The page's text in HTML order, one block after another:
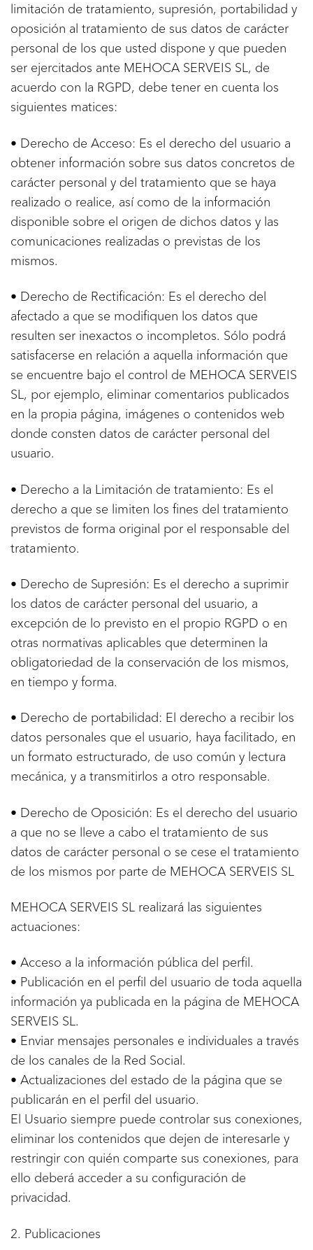
limitación de tratamiento, supresión, portabilidad y
oposición al tratamiento de sus datos de carácter
personal de los que usted dispone y que pueden
ser ejercitados ante MEHOCA SERVEIS SL, de
acuerdo con la RGPD, debe tener en cuenta los
siguientes matices:
• Derecho de Acceso: Es el derecho del usuario a
obtener información sobre sus datos concretos de
carácter personal y del tratamiento que se haya
realizado o realice, así como de la información
disponible sobre el origen de dichos datos y las
comunicaciones realizadas o previstas de los
mismos.
• Derecho de Rectificación: Es el derecho del
afectado a que se modifiquen los datos que
resulten ser inexactos o incompletos. Sólo podrá
satisfacerse en relación a aquella información que
se encuentre bajo el control de MEHOCA SERVEIS
SL, por ejemplo, eliminar comentarios publicados
en la propia página, imágenes o contenidos web
donde consten datos de carácter personal del
usuario.
• Derecho a la Limitación de tratamiento: Es el
derecho a que se limiten los fines del tratamiento
previstos de forma original por el responsable del
tratamiento.
• Derecho de Supresión: Es el derecho a suprimir
los datos de carácter personal del usuario, a
excepción de lo previsto en el propio RGPD o en
otras normativas aplicables que determinen la
obligatoriedad de la conservación de los mismos,
en tiempo y forma.
• Derecho de portabilidad: El derecho a recibir los
datos personales que el usuario, haya facilitado, en
un formato estructurado, de uso común y lectura
mecánica, y a transmitirlos a otro responsable.
• Derecho de Oposición: Es el derecho del usuario
a que no se lleve a cabo el tratamiento de sus
datos de carácter personal o se cese el tratamiento
de los mismos por parte de MEHOCA SERVEIS SL
MEHOCA SERVEIS SL realizará las siguientes
actuaciones:
• Acceso a la información pública del perfil.
• Publicación en el perfil del usuario de toda aquella
información ya publicada en la página de MEHOCA
SERVEIS SL.
• Enviar mensajes personales e individuales a través
de los canales de la Red Social.
• Actualizaciones del estado de la página que se
publicarán en el perfil del usuario.
El Usuario siempre puede controlar sus conexiones,
eliminar los contenidos que dejen de interesarle y
restringir con quién comparte sus conexiones, para
ello deberá acceder a su configuración de
privacidad.
2. Publicaciones